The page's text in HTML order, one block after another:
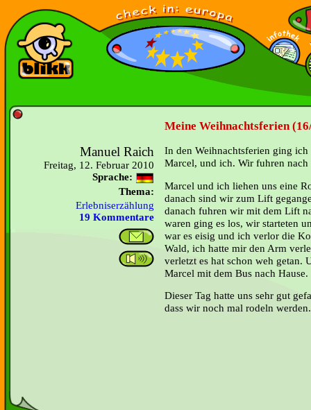
Meine Weihnachtsferien
Manuel Raich
Freitag, 12. Februar 2010
Sprache:
Thema:
Erlebniserzählung
19 Kommentare
In den Weihnachtsferien ging
Marcel, und ich. Wir fuhren
Marcel und ich liehen uns eine
danach sind wir zum Lift
danach fuhren wir mit dem Lift
waren ging es los, wir starteten
war es eisig und ich verlor die
Wald, ich hatte mir den Arm
verletzt es hat schon weh
Marcel mit dem Bus nach Hause.
Dieser Tag hatte uns sehr gut
dass wir noch mal rodeln